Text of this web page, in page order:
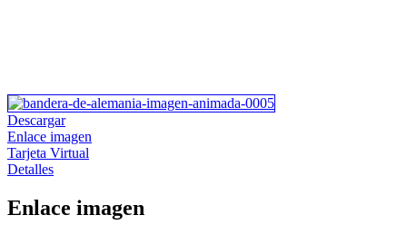
Descargar
Enlace imagen
Tarjeta Virtual
Detalles
Enlace imagen